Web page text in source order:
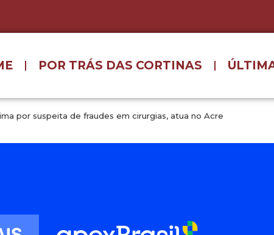
POR TRÁS DAS CORTINAS
por suspeita de fraudes em cirurgias, atua no Acre